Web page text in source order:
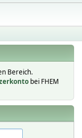
Bereich.
bei FHEM